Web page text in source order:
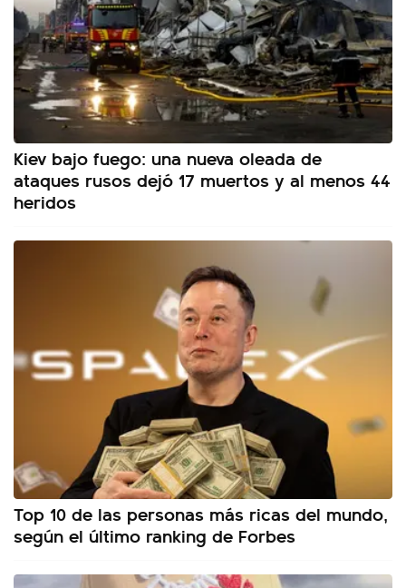
Kiev bajo fuego: una nueva oleada de
ataques rusos dejó 17 muertos y al menos 44
heridos
Top 10 de las personas más ricas del mundo,
según el último ranking de Forbes